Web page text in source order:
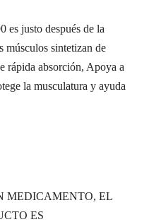
es justo después de la
músculos sintetizan de
rápida absorción, Apoya a
la musculatura y ayuda
MEDICAMENTO, EL
ES